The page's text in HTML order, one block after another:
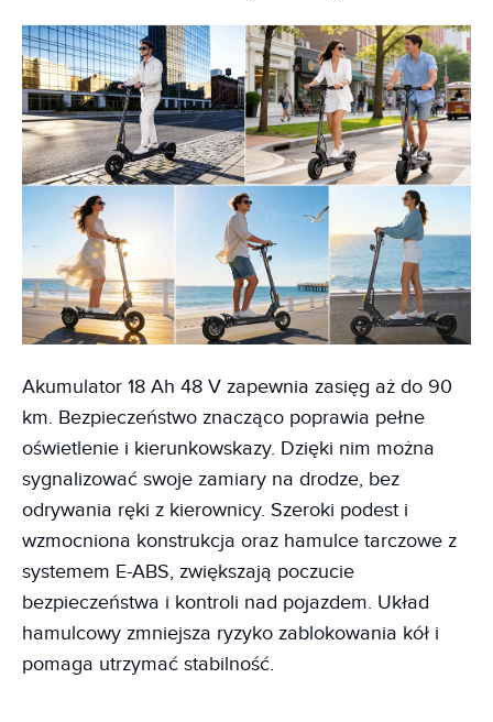
Akumulator 18 Ah 48 V zapewnia zasięg aż do 90
km. Bezpieczeństwo znacząco poprawia pełne
oświetlenie i kierunkowskazy. Dzięki nim można
sygnalizować swoje zamiary na drodze, bez
odrywania ręki z kierownicy. Szeroki podest i
wzmocniona konstrukcja oraz hamulce tarczowe z
systemem E-ABS, zwiększają poczucie
bezpieczeństwa i kontroli nad pojazdem. Układ
hamulcowy zmniejsza ryzyko zablokowania kół i
pomaga utrzymać stabilność.